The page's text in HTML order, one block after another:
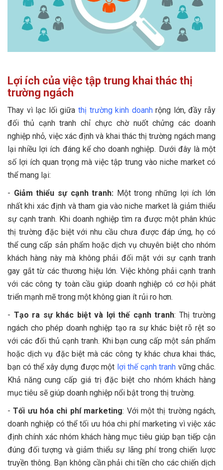
Lợi ích của việc tập trung khai thác thị
trường ngách
Thay vì lạc lối giữa thị trường kinh doanhrộng lớn, đầy rẫy
đối thủ cạnh tranh chỉ chực chờ nuốt chửng các doanh
nghiệp nhỏ, việc xác định và khai thác thị trường ngách mang
lại nhiều lợi ích đáng kể cho doanh nghiệp. Dưới đây là một
số lợi ích quan trọng mà việc tập trung vào niche market có
thể mang lại:
- Giảm thiểu sự cạnh tranh: Một trong những lợi ích lớn
nhất khi xác định và tham gia vào niche market là giảm thiểu
sự cạnh tranh. Khi doanh nghiệp tìm ra được một phân khúc
thị trường đặc biệt với nhu cầu chưa được đáp ứng, họ có
thể cung cấp sản phẩm hoặc dịch vụ chuyên biệt cho nhóm
khách hàng này mà không phải đối mặt với sự cạnh tranh
gay gắt từ các thương hiệu lớn. Việc không phải cạnh tranh
với các công ty toàn cầu giúp doanh nghiệp có cơ hội phát
triển mạnh mẽ trong một không gian ít rủi ro hơn.
- Tạo ra sự khác biệt và lợi thế cạnh tranh: Thị trường
ngách cho phép doanh nghiệp tạo ra sự khác biệt rõ rệt so
với các đối thủ cạnh tranh. Khi bạn cung cấp một sản phẩm
hoặc dịch vụ đặc biệt mà các công ty khác chưa khai thác,
bạn có thể xây dựng được một lợi thế cạnh tranh vững chắc.
Khả năng cung cấp giá trị đặc biệt cho nhóm khách hàng
mục tiêu sẽ giúp doanh nghiệp nổi bật trong thị trường.
-Tối ưu hóa chi phí marketing: Với một thị trường ngách,
doanh nghiệp có thể tối ưu hóa chi phí marketing vì việc xác
định chính xác nhóm khách hàng mục tiêu giúp bạn tiếp cận
đúng đối tượng và giảm thiểu sự lãng phí trong chiến lược
truyền thông. Bạn không cần phải chi tiền cho các chiến dịch